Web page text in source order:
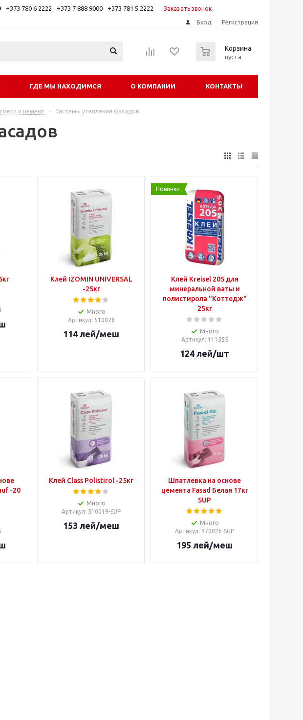
+373 780 6 2222 +373 7 888 9000 +373 781 5 2222 Заказать звонок
Вход Регистрация
Корзина
пуста
ГДЕ МЫ НАХОДИМСЯ О КОМПАНИИ КОНТАКТЫ
и цемент - Системы утепления фасадов
Клей IZOMIN UNIVERSAL
-25кг
Много
Артикул: 510028
114 лей/меш
Новинки
Клей Kreisel 205 для
минеральной ваты и
полистирола "Коттедж"
25кг
Много
Артикул: 111555
124 лей/шт
-20
Клей Class Polistirol -25кг
Много
Артикул: 510019-SUP
153 лей/меш
Шпатлевка на основе
цемента Fasad Белая 17кг
SUP
Много
Артикул: 370026-SUP
195 лей/меш